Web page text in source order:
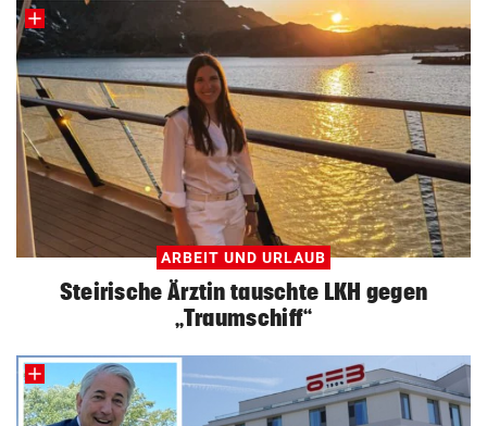
ARBEIT UND URLAUB
Steirische Ärztin tauschte LKH gegen
„Traumschiff“